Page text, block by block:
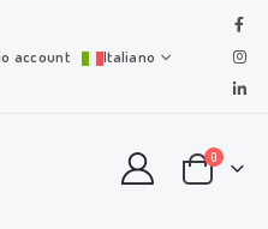
account Italiano
0